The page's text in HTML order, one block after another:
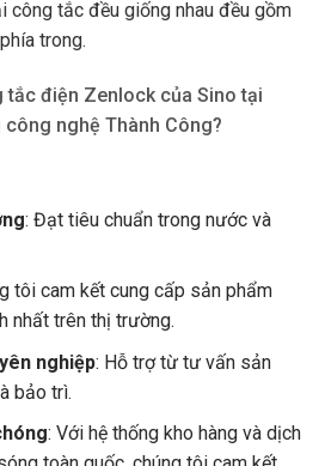
công tắc đều giống nhau đều gồm
trong.
tắc điện Zenlock của Sino tại
công nghệ Thành Công?
: Đạt tiêu chuẩn trong nước và
tôi cam kết cung cấp sản phẩm
nhất trên thị trường.
nghiệp: Hỗ trợ từ tư vấn sản
bảo trì.
: Với hệ thống kho hàng và dịch